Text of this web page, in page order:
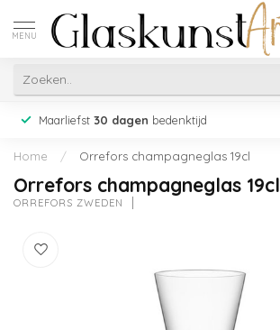
MENU
Maarliefst 30 dagen bedenktijd
Home / Orrefors champagneglas 19cl
Orrefors champagneglas 19cl
ORREFORS ZWEDEN